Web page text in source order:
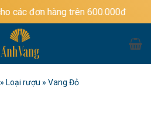
trên 600.000đ
» Loại rượu » Vang Đỏ